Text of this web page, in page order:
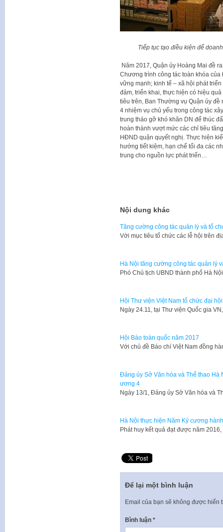
Tiếp tục tạo điều kiện để
Năm 2017, Quận ủy Hoàng Mai đề
Chương trình công tác toàn khóa
vững mạnh; kinh tế – xã hội phát
đảm, triển khai, thực hiện có hiệu
tiêu trên, Ban Thường vụ Quận ủy đề
4 nhiệm vụ chủ yếu trong công tác
trung tháo gỡ khó khăn DN để thúc
hoàn thành vượt mức các chỉ tiêu
HĐND quận quyết nghị. Thực hiện
hướng tiết kiệm, hạn chế tối đa các
trung cho nguồn lực phát triển…
Nội dung khác
Tăng cường công tác quản lý và tổ
Với mục tiêu tổ chức các lễ hội trên
Hà Nội tăng cường công tác quản lý
Phó Chủ tịch UBND thành phố Hà
Hội Thư viện Việt Nam tổ chức đại
​Ngày 24.11, tại Thư viện Quốc gia
Hội Báo toàn quốc năm 2017
Với chủ đề Báo chí Việt Nam đồng
Đảng ủy Sở Văn hóa và Thể thao Hà
ương 4
Ngày 13/1, Đảng ủy Sở Văn hóa và
Hà Nội thực hiện Năm Kỷ cương
Phát huy kết quả đạt được năm
Để lại một bình luận
Email của bạn sẽ không được hiển
Bình luận *